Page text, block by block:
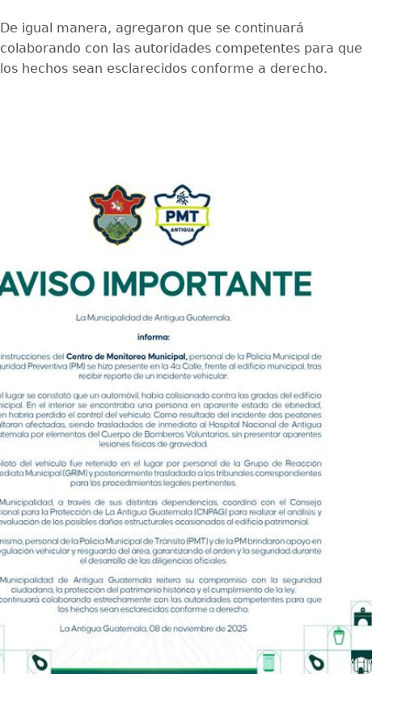
De igual manera, agregaron que se continuará
colaborando con las autoridades competentes para que
los hechos sean esclarecidos conforme a derecho.